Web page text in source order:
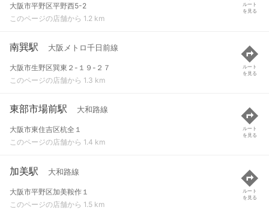
大阪市平野区平野西5-2
このページの店舗から 1.2 km
ルート
を見る
南巽駅 大阪メトロ千日前線
大阪市生野区巽東２-１９-２７
このページの店舗から 1.3 km
ルート
を見る
東部市場前駅 大和路線
大阪市東住吉区杭全１
このページの店舗から 1.4 km
ルート
を見る
加美駅 大和路線
大阪市平野区加美鞍作１
このページの店舗から 1.5 km
ルート
を見る